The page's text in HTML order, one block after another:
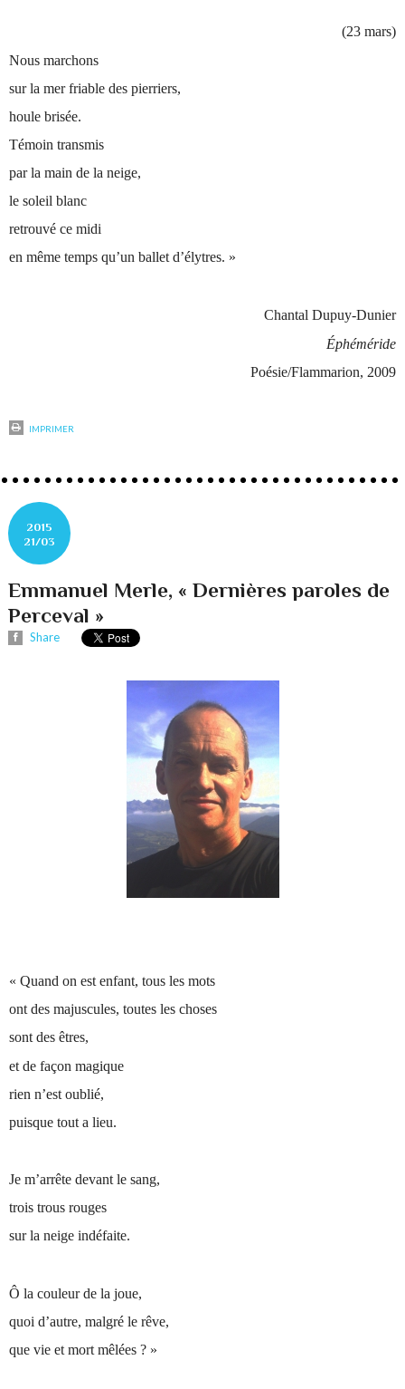
(23 mars)
Nous marchons
sur la mer friable des pierriers,
houle brisée.
Témoin transmis
par la main de la neige,
le soleil blanc
retrouvé ce midi
en même temps qu’un ballet d’élytres. »
Chantal Dupuy-Dunier
Éphéméride
Poésie/Flammarion, 2009
IMPRIMER
2015
21/03
Emmanuel Merle, « Dernières paroles de
Perceval »
Share
« Quand on est enfant, tous les mots
ont des majuscules, toutes les choses
sont des êtres,
et de façon magique
rien n’est oublié,
puisque tout a lieu.
Je m’arrête devant le sang,
trois trous rouges
sur la neige indéfaite.
Ô la couleur de la joue,
quoi d’autre, malgré le rêve,
que vie et mort mêlées ? »